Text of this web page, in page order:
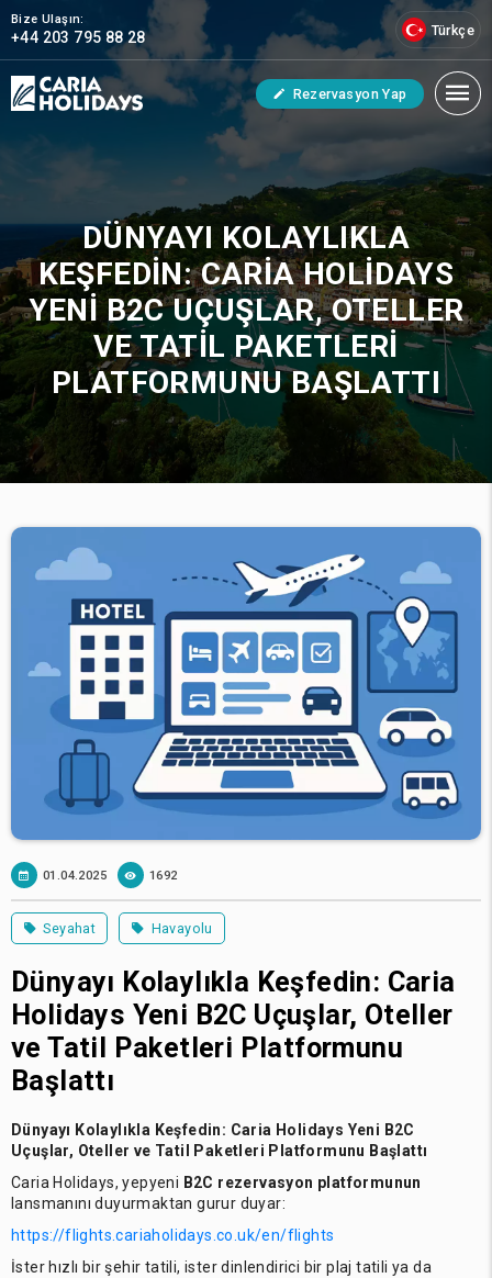
Bize Ulaşın:
+44 203 795 88 28 Türkçe
Rezervasyon Yap
DÜNYAYI KOLAYLIKLA
KEŞFEDIN: CARIA HOLIDAYS
YENI B2C UÇUŞLAR, OTELLER
VE TATIL PAKETLERI
PLATFORMUNU BAŞLATTI
01.04.2025 1692
Seyahat Havayolu
Dünyayı Kolaylıkla Keşfedin: Caria
Holidays Yeni B2C Uçuşlar, Oteller
ve Tatil Paketleri Platformunu
Başlattı
Dünyayı Kolaylıkla Keşfedin: Caria Holidays Yeni B2C
Uçuşlar, Oteller ve Tatil Paketleri Platformunu Başlattı
Caria Holidays, yepyeni B2C rezervasyon platformunun
lansmanını duyurmaktan gurur duyar:
https://flights.cariaholidays.co.uk/en/flights
İster hızlı bir şehir tatili, ister dinlendirici bir plaj tatili ya da